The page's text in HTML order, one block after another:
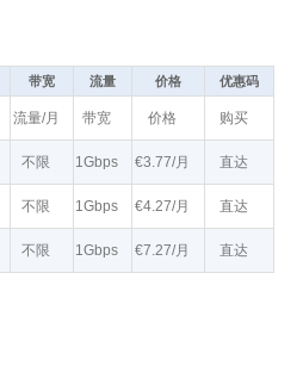
带宽 流量 价格 优惠码
流量/月 带宽 价格 购买
不限 1Gbps €3.77/月 直达
不限 1Gbps €4.27/月 直达
不限 1Gbps €7.27/月 直达